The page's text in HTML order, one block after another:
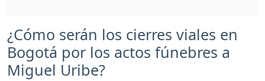
¿Cómo serán los cierres viales en
Bogotá por los actos fúnebres a
Miguel Uribe?